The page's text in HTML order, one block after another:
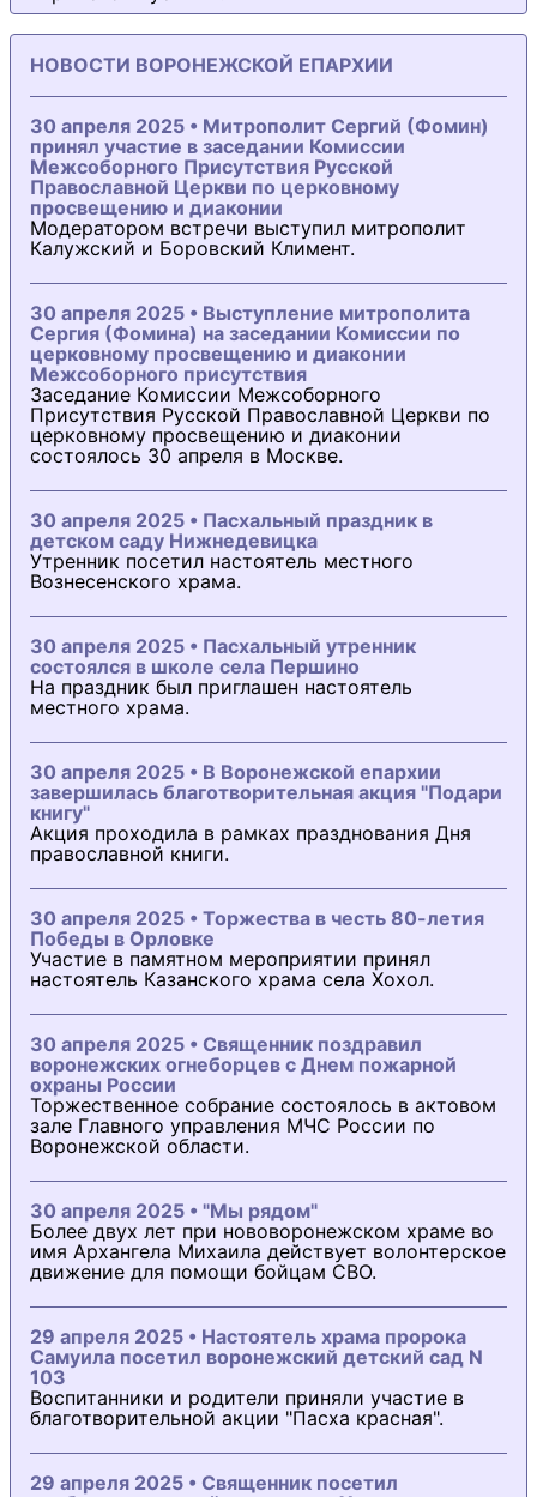
НОВОСТИ ВОРОНЕЖСКОЙ ЕПАРХИИ
30 апреля 2025 • Митрополит Сергий (Фомин)
принял участие в заседании Комиссии
Межсоборного Присутствия Русской
Православной Церкви по церковному
просвещению и диаконии
Модератором встречи выступил митрополит
Калужский и Боровский Климент.
30 апреля 2025 • Выступление митрополита
Сергия (Фомина) на заседании Комиссии по
церковному просвещению и диаконии
Межсоборного присутствия
Заседание Комиссии Межсоборного
Присутствия Русской Православной Церкви по
церковному просвещению и диаконии
состоялось 30 апреля в Москве.
30 апреля 2025 • Пасхальный праздник в
детском саду Нижнедевицка
Утренник посетил настоятель местного
Вознесенского храма.
30 апреля 2025 • Пасхальный утренник
состоялся в школе села Першино
На праздник был приглашен настоятель
местного храма.
30 апреля 2025 • В Воронежской епархии
завершилась благотворительная акция "Подари
книгу"
Акция проходила в рамках празднования Дня
православной книги.
30 апреля 2025 • Торжества в честь 80-летия
Победы в Орловке
Участие в памятном мероприятии принял
настоятель Казанского храма села Хохол.
30 апреля 2025 • Священник поздравил
воронежских огнеборцев с Днем пожарной
охраны России
Торжественное собрание состоялось в актовом
зале Главного управления МЧС России по
Воронежской области.
30 апреля 2025 • "Мы рядом"
Более двух лет при нововоронежском храме во
имя Архангела Михаила действует волонтерское
движение для помощи бойцам СВО.
29 апреля 2025 • Настоятель храма пророка
Самуила посетил воронежский детский сад N
103
Воспитанники и родители приняли участие в
благотворительной акции "Пасха красная".
29 апреля 2025 • Священник посетил